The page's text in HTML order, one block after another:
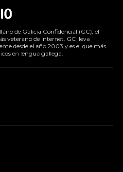
de Galicia Confidencial (GC), el
veterano de internet. GC lleva
desde el año 2003 y es el que más
en lengua gallega.